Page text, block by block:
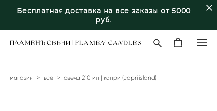
Бесплатная доставка на все заказы от 5000
руб.
магазин > все > свеча 210 мл | капри (capri island)